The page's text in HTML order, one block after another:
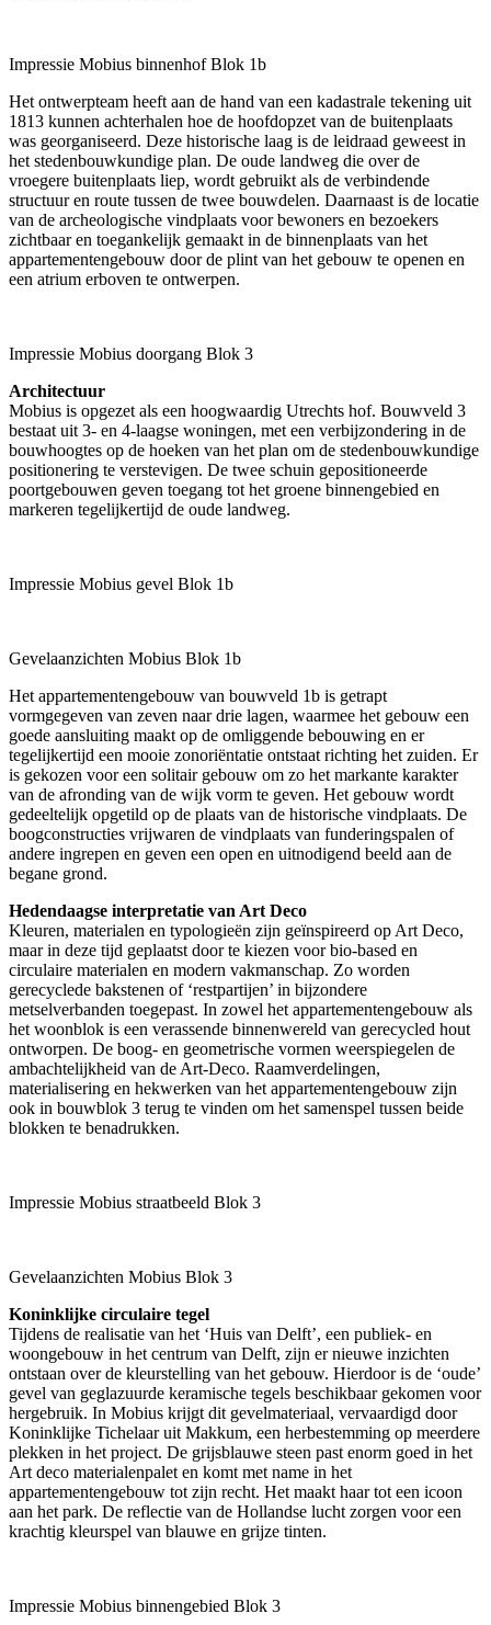
Impressie Mobius binnenhof Blok 1b
Het ontwerpteam heeft aan de hand van een kadastrale tekening uit
1813 kunnen achterhalen hoe de hoofdopzet van de buitenplaats
was georganiseerd. Deze historische laag is de leidraad geweest in
het stedenbouwkundige plan. De oude landweg die over de
vroegere buitenplaats liep, wordt gebruikt als de verbindende
structuur en route tussen de twee bouwdelen. Daarnaast is de locatie
van de archeologische vindplaats voor bewoners en bezoekers
zichtbaar en toegankelijk gemaakt in de binnenplaats van het
appartementengebouw door de plint van het gebouw te openen en
een atrium erboven te ontwerpen.
Impressie Mobius doorgang Blok 3
Architectuur
Mobius is opgezet als een hoogwaardig Utrechts hof. Bouwveld 3
bestaat uit 3- en 4-laagse woningen, met een verbijzondering in de
bouwhoogtes op de hoeken van het plan om de stedenbouwkundige
positionering te verstevigen. De twee schuin gepositioneerde
poortgebouwen geven toegang tot het groene binnengebied en
markeren tegelijkertijd de oude landweg.
Impressie Mobius gevel Blok 1b
Gevelaanzichten Mobius Blok 1b
Het appartementengebouw van bouwveld 1b is getrapt
vormgegeven van zeven naar drie lagen, waarmee het gebouw een
goede aansluiting maakt op de omliggende bebouwing en er
tegelijkertijd een mooie zonoriëntatie ontstaat richting het zuiden. Er
is gekozen voor een solitair gebouw om zo het markante karakter
van de afronding van de wijk vorm te geven. Het gebouw wordt
gedeeltelijk opgetild op de plaats van de historische vindplaats. De
boogconstructies vrijwaren de vindplaats van funderingspalen of
andere ingrepen en geven een open en uitnodigend beeld aan de
begane grond.
Hedendaagse interpretatie van Art Deco
Kleuren, materialen en typologieën zijn geïnspireerd op Art Deco,
maar in deze tijd geplaatst door te kiezen voor bio-based en
circulaire materialen en modern vakmanschap. Zo worden
gerecyclede bakstenen of ‘restpartijen’ in bijzondere
metselverbanden toegepast. In zowel het appartementengebouw als
het woonblok is een verassende binnenwereld van gerecycled hout
ontworpen. De boog- en geometrische vormen weerspiegelen de
ambachtelijkheid van de Art-Deco. Raamverdelingen,
materialisering en hekwerken van het appartementengebouw zijn
ook in bouwblok 3 terug te vinden om het samenspel tussen beide
blokken te benadrukken.
Impressie Mobius straatbeeld Blok 3
Gevelaanzichten Mobius Blok 3
Koninklijke circulaire tegel
Tijdens de realisatie van het ‘Huis van Delft’, een publiek- en
woongebouw in het centrum van Delft, zijn er nieuwe inzichten
ontstaan over de kleurstelling van het gebouw. Hierdoor is de ‘oude’
gevel van geglazuurde keramische tegels beschikbaar gekomen voor
hergebruik. In Mobius krijgt dit gevelmateriaal, vervaardigd door
Koninklijke Tichelaar uit Makkum, een herbestemming op meerdere
plekken in het project. De grijsblauwe steen past enorm goed in het
Art deco materialenpalet en komt met name in het
appartementengebouw tot zijn recht. Het maakt haar tot een icoon
aan het park. De reflectie van de Hollandse lucht zorgen voor een
krachtig kleurspel van blauwe en grijze tinten.
Impressie Mobius binnengebied Blok 3